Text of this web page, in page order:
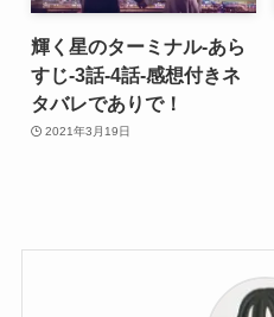
輝く星のターミナル-あら
すじ-3話-4話-感想付きネ
タバレでありで！
2021年3月19日